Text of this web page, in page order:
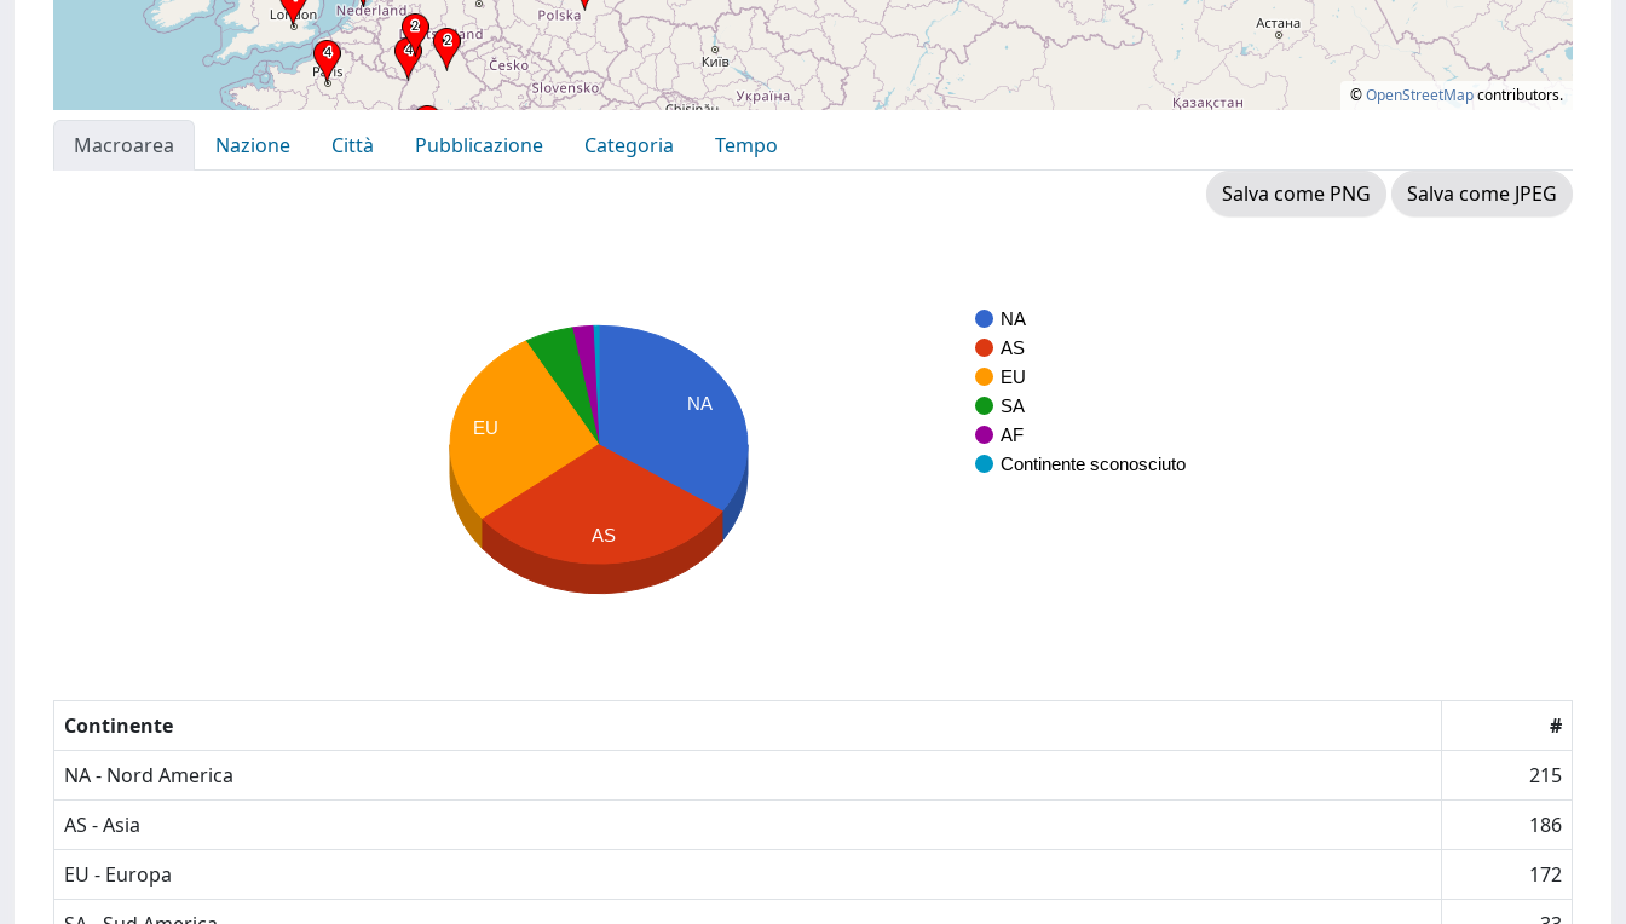
©OpenStreetMapcontributors.
Macroarea Nazione Città Pubblicazione Categoria
Tempo
Salva come PNG
Salva come JPEG
NA
AS
EU
SA
AF
Continente sconosciuto
NA
EU
AS
Continente
#
NA - Nord America
215
AS - Asia
186
EU - Europa
172